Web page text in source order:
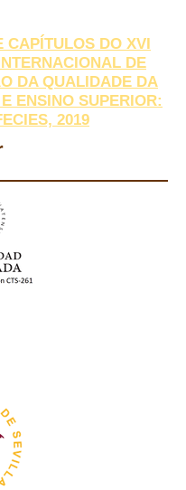
CAPÍTULOS DO XVI
DE
DA QUALIDADE DA
ENSINO SUPERIOR:
2019